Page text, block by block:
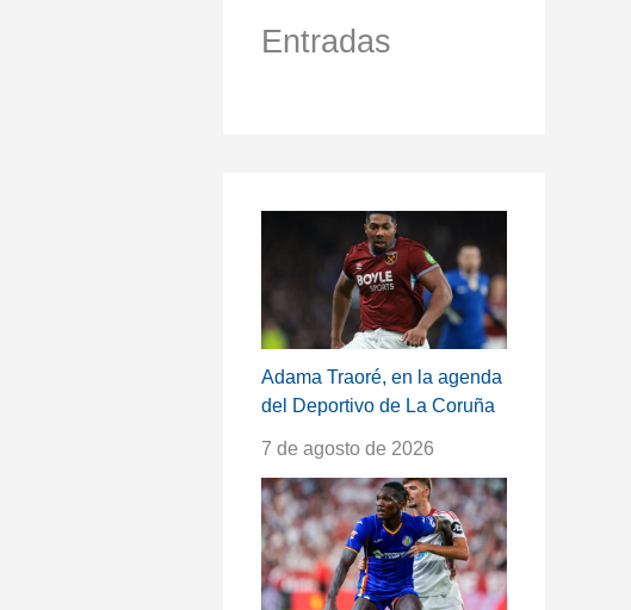
Entradas
Adama Traoré, en la agenda
del Deportivo de La Coruña
7 de agosto de 2026